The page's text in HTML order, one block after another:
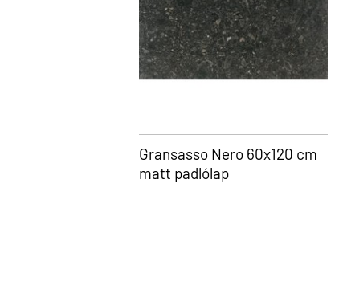
Gransasso Nero 60x120 cm
matt padlólap